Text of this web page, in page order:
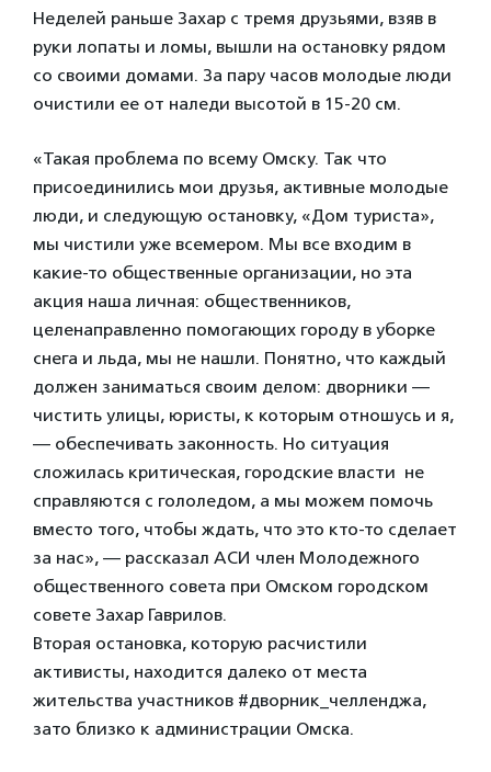
Неделей раньше Захар с тремя друзьями, взяв в
руки лопаты и ломы, вышли на остановку рядом
со своими домами. За пару часов молодые люди
очистили ее от наледи высотой в 15-20 см.
«Такая проблема по всему Омску. Так что
присоединились мои друзья, активные молодые
люди, и следующую остановку, «Дом туриста»,
мы чистили уже всемером. Мы все входим в
какие-то общественные организации, но эта
акция наша личная: общественников,
целенаправленно помогающих городу в уборке
снега и льда, мы не нашли. Понятно, что каждый
должен заниматься своим делом: дворники —
чистить улицы, юристы, к которым отношусь и я,
— обеспечивать законность. Но ситуация
сложилась критическая, городские власти не
справляются с гололедом, а мы можем помочь
вместо того, чтобы ждать, что это кто-то сделает
за нас», — рассказал АСИ член Молодежного
общественного совета при Омском городском
совете Захар Гаврилов.
Вторая остановка, которую расчистили
активисты, находится далеко от места
жительства участников #дворник_челленджа,
зато близко к администрации Омска.